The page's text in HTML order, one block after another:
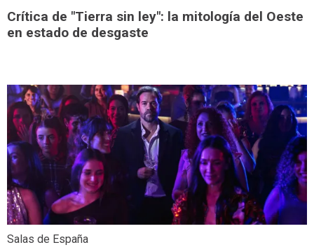
Crítica de "Tierra sin ley": la mitología del Oeste
en estado de desgaste
Salas de España